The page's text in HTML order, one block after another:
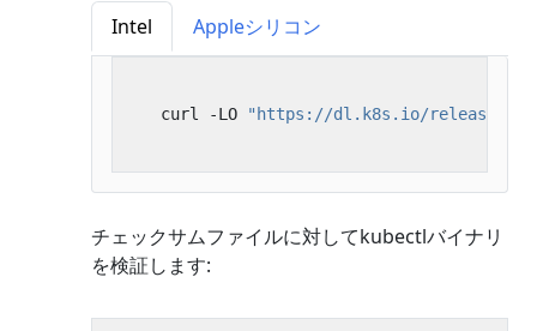
Intel Appleシリコン
   curl -LO
"https://dl.k8s.io/release/
チェックサムファイルに対してkubectlバイナリ
を検証します: